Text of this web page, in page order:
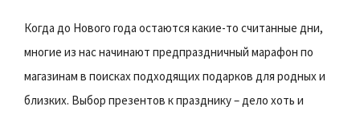
Когда до Нового года остаются какие-то считанные дни,
многие из нас начинают предпраздничный марафон по
магазинам в поисках подходящих подарков для родных и
близких. Выбор презентов к празднику – дело хоть и